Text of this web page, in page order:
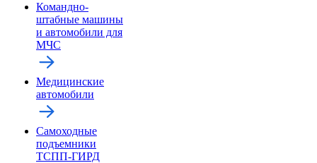
Командно-
штабные машины
и автомобили для
МЧС
Медицинские
автомобили
Самоходные
подъемники
ТСПП-ГИРД